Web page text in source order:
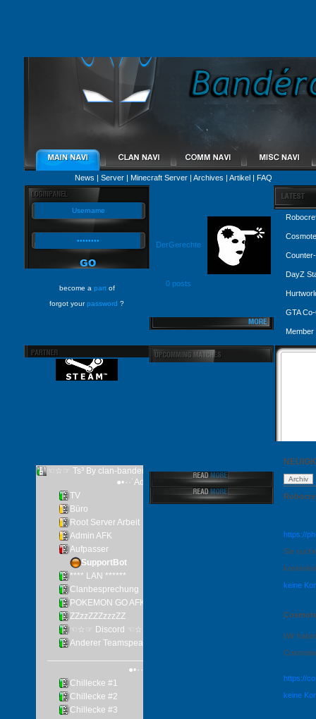
News | Server | Minecraft Server | Archives | Artikel | FAQ
become a partof
forgot yourpassword ?
DerGerechte
0 posts
DayZ
GTA
Member
https://
Sie
keine
Wir
https://
keine